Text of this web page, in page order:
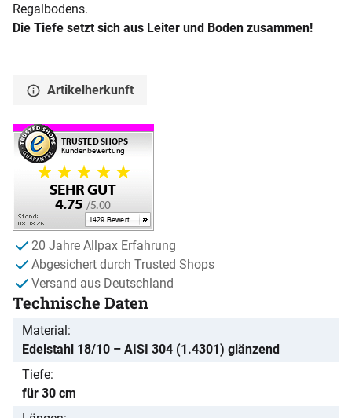
Regalbodens.
Die Tiefe setzt sich aus Leiter und Boden zusammen!
Artikelherkunft
20 Jahre Allpax Erfahrung
Abgesichert durch Trusted Shops
Versand aus Deutschland
Technische Daten
Material
Edelstahl 18/10 – AISI 304 (1.4301) glänzend
Tiefe
für 30 cm